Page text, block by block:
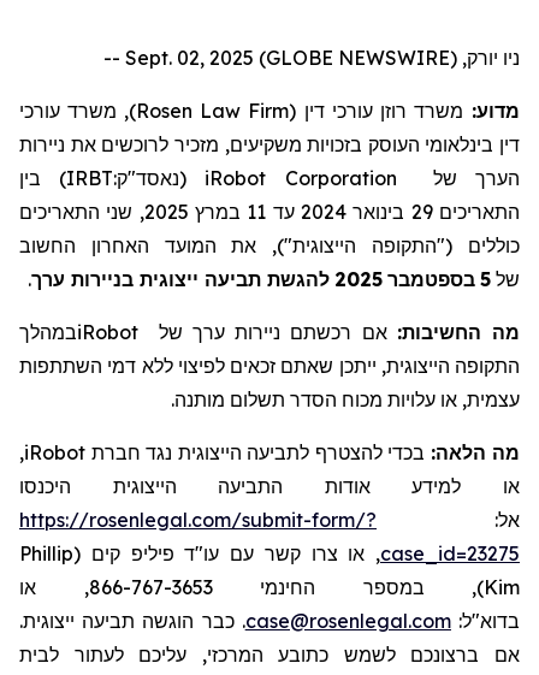
ניו יורק, Sept. 02, 2025 (GLOBE NEWSWIRE) --
מדוע: משרד רוזן עורכי דין (Rosen Law Firm), משרד עורכי
דין בינלאומי העוסק בזכויות משקיעים, מזכיר לרוכשים את ניירות
הערך של iRobot Corporation
(נאסד"קIRBT:) בין
התאריכים29 בינואר 2024עד 11 במרץ 2025, שני התאריכים
כוללים ("התקופה הייצוגית"), את המועד האחרון החשוב
של 5 בספטמבר 2025 להגשת תביעה ייצוגית בניירות ערך.
מה החשיבות: אם רכשתם ניירות ערך של iRobotבמהלך
התקופה הייצוגית, ייתכן שאתם זכאים לפיצוי ללא דמי השתתפות
עצמית, או עלויות מכוח הסדר תשלום מותנה.
מה הלאה: בכדי להצטרף לתביעה הייצוגית נגד חברת iRobot
,
או למידע אודות התביעה הייצוגית היכנסו
אל: https://rosenlegal.com/submit-form/?
case_id=23275, או צרו קשר עם עו"ד פיליפ קים (Phillip
Kim
), במספר החינמי 866-767-3653, או
בדוא"ל:case@rosenlegal.com. כבר הוגשה תביעה ייצוגית.
אם ברצונכם לשמש כתובע המרכזי, עליכם לעתור לבית